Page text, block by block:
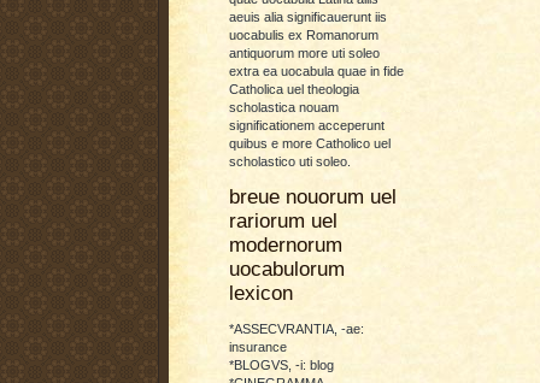
aeuis alia significauerunt iis
uocabulis ex Romanorum
antiquorum more uti soleo
extra ea uocabula quae in fide
Catholica uel theologia
scholastica nouam
significationem acceperunt
quibus e more Catholico uel
scholastico uti soleo.
breue nouorum uel
rariorum uel
modernorum
uocabulorum
lexicon
*ASSECVRANTIA, -ae:
insurance
*BLOGVS, -i: blog